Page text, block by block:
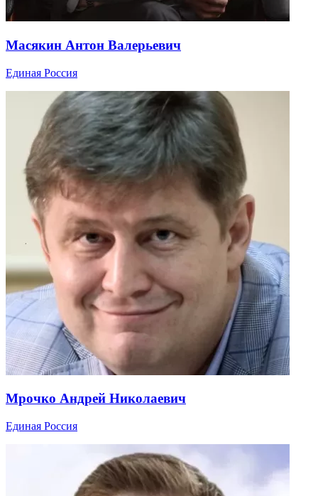
Масякин Антон Валерьевич
Единая Россия
Мрочко Андрей Николаевич
Единая Россия